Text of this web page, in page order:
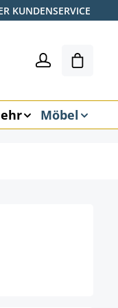
KUNDENSERVICE
Möbel